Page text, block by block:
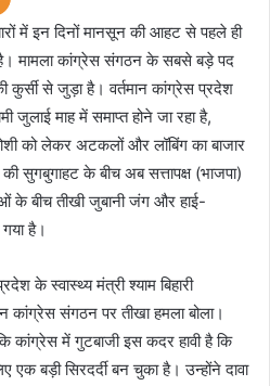
में इन दिनों मानसून की आहट से पहले ही
है। मामला कांग्रेस संगठन के सबसे बड़े पद
कुर्सी से जुड़ा है। वर्तमान कांग्रेस प्रदेश
जुलाई माह में समाप्त होने जा रहा है,
को लेकर अटकलों और लॉबिंग का बाजार
सुगबुगाहट के बीच अब सत्तापक्ष (भाजपा)
के बीच तीखी जुबानी जंग और हाई-
है।
के स्वास्थ्य मंत्री श्याम बिहारी
कांग्रेस संगठन पर तीखा हमला बोला।
कांग्रेस में गुटबाजी इस कदर हावी है कि
बड़ी सिरदर्दी बन चुका है। उन्होंने दावा